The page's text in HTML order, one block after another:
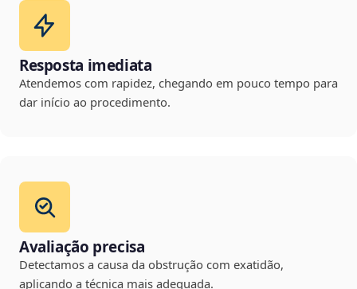
Resposta imediata
Atendemos com rapidez, chegando em pouco tempo para
dar início ao procedimento.
Avaliação precisa
Detectamos a causa da obstrução com exatidão,
aplicando a técnica mais adequada.